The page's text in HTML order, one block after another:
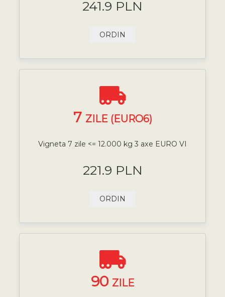
241.9 PLN
ORDIN
7 ZILE (EURO6)
Vigneta 7 zile <= 12.000 kg 3 axe EURO VI
221.9 PLN
ORDIN
90 ZILE